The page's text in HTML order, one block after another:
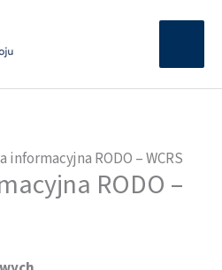
informacyjna RODO – WCRS
RODO –